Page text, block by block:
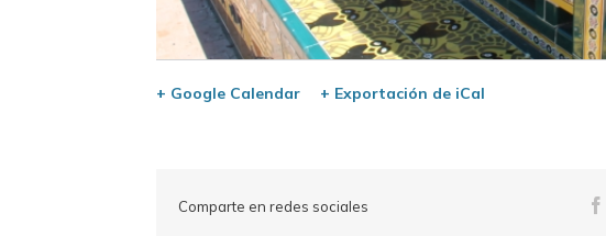
+ Google Calendar + Exportación de iCal
Comparte en redes sociales